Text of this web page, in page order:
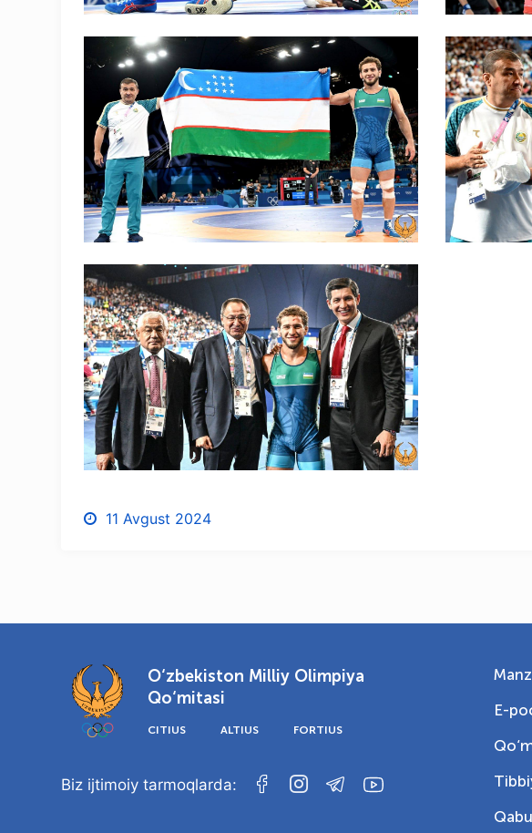
11 Avgust 2024
O‘zbekiston Milliy Olimpiya
Qo‘mitasi
CITIUS ALTIUS FORTIUS
Biz ijtimoiy tarmoqlarda:
E-